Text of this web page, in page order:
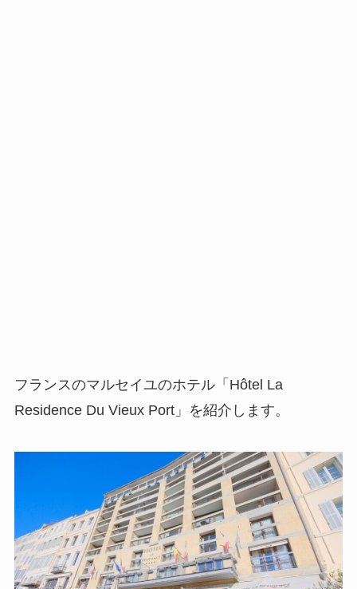
フランスのマルセイユのホテル「Hôtel La
Residence Du Vieux Port」を紹介します。